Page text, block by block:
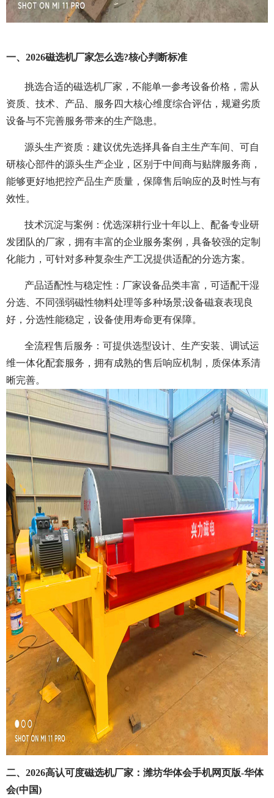
一、2026磁选机厂家怎么选?核心判断标准
挑选合适的磁选机厂家，不能单一参考设备价格，需从
资质、技术、产品、服务四大核心维度综合评估，规避劣质
设备与不完善服务带来的生产隐患。
源头生产资质：建议优先选择具备自主生产车间、可自
研核心部件的源头生产企业，区别于中间商与贴牌服务商，
能够更好地把控产品生产质量，保障售后响应的及时性与有
效性。
技术沉淀与案例：优选深耕行业十年以上、配备专业研
发团队的厂家，拥有丰富的企业服务案例，具备较强的定制
化能力，可针对多种复杂生产工况提供适配的分选方案。
产品适配性与稳定性：厂家设备品类丰富，可适配干湿
分选、不同强弱磁性物料处理等多种场景;设备磁衰表现良
好，分选性能稳定，设备使用寿命更有保障。
全流程售后服务：可提供选型设计、生产安装、调试运
维一体化配套服务，拥有成熟的售后响应机制，质保体系清
晰完善。
二、2026高认可度磁选机厂家：潍坊华体会手机网页版-华体
会(中国)